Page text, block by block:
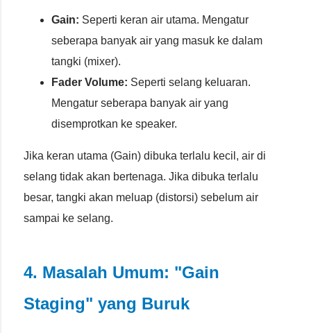
Gain: Seperti keran air utama. Mengatur
seberapa banyak air yang masuk ke dalam
tangki (mixer).
Fader Volume: Seperti selang keluaran.
Mengatur seberapa banyak air yang
disemprotkan ke speaker.
Jika keran utama (Gain) dibuka terlalu kecil, air di
selang tidak akan bertenaga. Jika dibuka terlalu
besar, tangki akan meluap (distorsi) sebelum air
sampai ke selang.
4. Masalah Umum: "Gain
Staging" yang Buruk